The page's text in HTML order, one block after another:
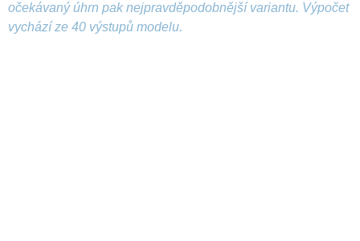
očekávaný úhrn pak nejpravděpodobnější variantu. Výpočet
vychází ze 40 výstupů modelu.